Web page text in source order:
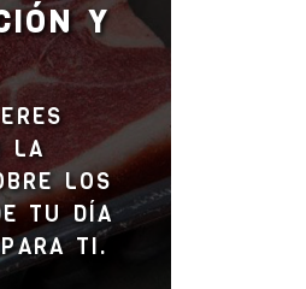
Y
LA
LOS
TU DÍA
TI.